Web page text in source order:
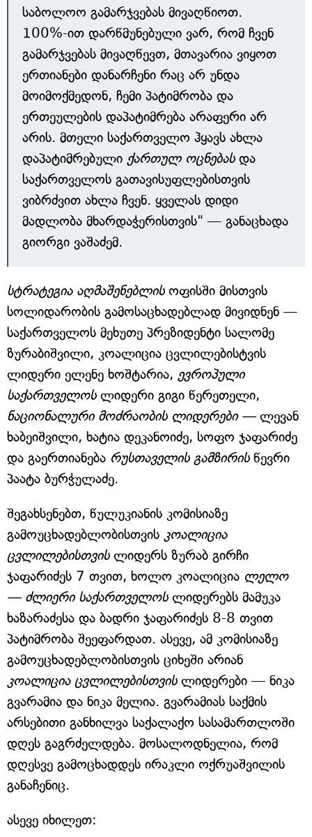
საბოლოო გამარჯვებას მივაღწიოთ.
100%-ით დარწმუნებული ვარ, რომ ჩვენ
გამარჯვებას მივაღწევთ, მთავარია ვიყოთ
ერთიანები დანარჩენი რაც არ უნდა
მოიმოქმედონ, ჩემი პატიმრობა და
ერთეულების დაპატიმრება არაფერი არ
არის. მთელი საქართველო ჰყავს ახლა
დაპატიმრებული ქართულ ოცნებასდა
საქართველოს გათავისუფლებისთვის
ვიბრძვით ახლა ჩვენ. ყველას დიდი
მადლობა მხარდაჭერისთვის" — განაცხადა
გიორგი ვაშაძემ.
სტრატეგია აღმაშენებლისოფისში მისთვის
სოლიდარობის გამოსაცხადებლად მივიდნენ —
საქართველოს მეხუთე პრეზიდენტი სალომე
ზურაბიშვილი, კოალიცია ცვლილებისტვის
ლიდერი ელენე ხოშტარია, ევროპული
საქართველოსლიდერი გიგი წერეთელი,
ნაციონალური მოძრაობის ლიდერები —ლევან
ხაბეიშვილი, ხატია დეკანოიძე, სოფო ჯაფარიძე
და გაერთიანება რუსთაველის გამზირისწევრი
პაატა ბურჭულაძე.
შეგახსენებთ, წულუკიანის კომისიაზე
გამოუცხადებლობისთვის კოალიცია
ცვლილებისთვისლიდერს ზურაბ გირჩი
ჯაფარიძეს 7 თვით, ხოლო კოალიცია ლელო
— ძლიერი საქართველოსლიდერებს მამუკა
ხაზარაძესა და ბადრი ჯაფარიძეს 8-8 თვით
პატიმრობა შეეფარდათ. ასევე, ამ კომისიაზე
გამოუცხადებლობისთვის ციხეში არიან
კოალიცია ცვლილებისთვისლიდერები — ნიკა
გვარამია და ნიკა მელია. გვარამიას საქმის
არსებითი განხილვა საქალაქო სასამართლოში
დღეს გაგრძელდება. მოსალოდნელია, რომ
დღესვე გამოცხადდეს ირაკლი ოქრუაშვილის
განაჩენიც.
ასევე იხილეთ: